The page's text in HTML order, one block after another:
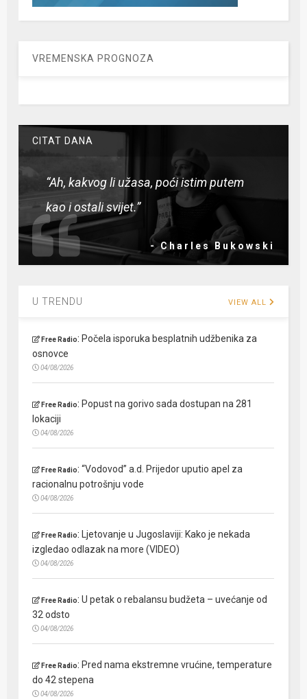
VREMENSKA PROGNOZA
CITAT DANA
“Ah, kakvog li užasa, poći istim putem
kao i ostali svijet.”
- Charles Bukowski
U TRENDU VIEW ALL
Free Radio: Počela isporuka besplatnih udžbenika za
osnovce
04/08/2026
Free Radio: Popust na gorivo sada dostupan na 281
lokaciji
04/08/2026
Free Radio:“Vodovod” a.d. Prijedor uputio apel za
racionalnu potrošnju vode
04/08/2026
Free Radio:
Ljetovanje u Jugoslaviji: Kako je nekada
izgledao odlazak na more (VIDEO)
04/08/2026
Free Radio:U petak o rebalansu budžeta – uvećanje od
32 odsto
04/08/2026
Free Radio: Pred nama ekstremne vrućine, temperature
do 42 stepena
04/08/2026